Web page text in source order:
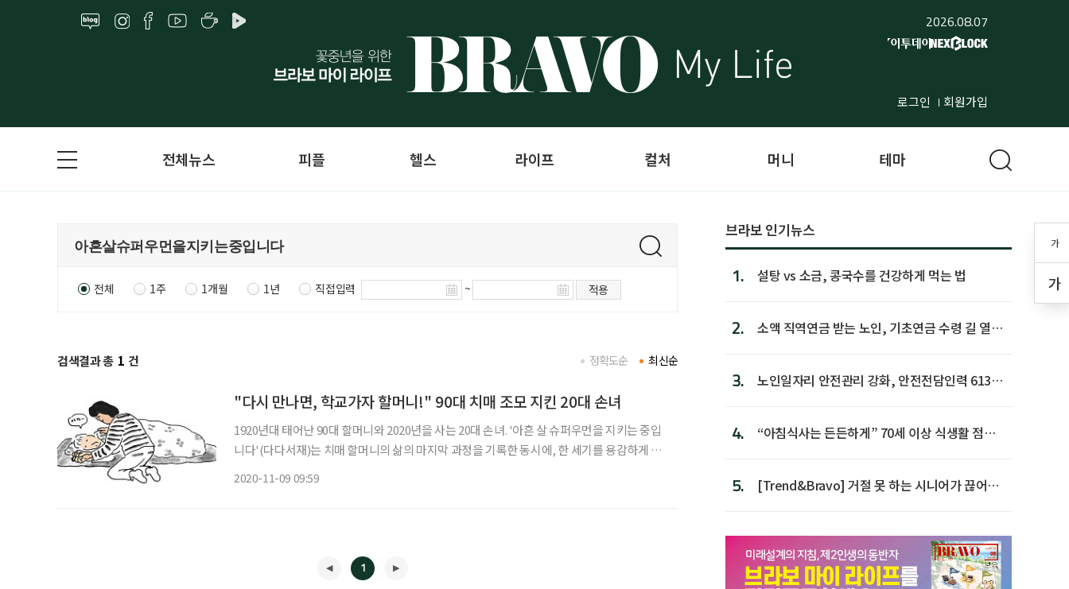
2026.08.07
로그인 회원가입
가
가
전체뉴스 피플 헬스 라이프 컬처 머니 테마
전체 1주 1개월 1년 직접입력 ~ 적용
검색결과 총 1 건 최신순
정확도순
"다시 만나면, 학교가자 할머니!" 90대 치매 조모 지킨 20대 손녀
1920년대 태어난 90대 할머니와 2020년을 사는 20대 손녀. '아흔 살 슈퍼우먼을 지키는 중입
니다'(다다서재)는 치매 할머니의 삶의 마지막 과정을 기록한 동시에, 한 세기를 용감하게 살
2020-11-09 09:59
1
브라보 인기뉴스
1. 설탕 vs 소금, 콩국수를 건강하게 먹는 법
2.
소액 직역연금 받는 노인, 기초연금 수령 길 열린
3.
노인일자리 안전관리 강화, 안전전담인력 613명
4.
“아침식사는 든든하게” 70세 이상 식생활 점수
5.
[Trend&Bravo] 거절 못 하는 시니어가 끊어야